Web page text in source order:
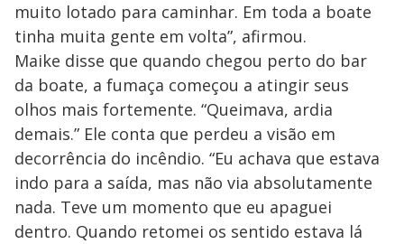
muito lotado para caminhar. Em toda a boate
tinha muita gente em volta”, afirmou.
Maike disse que quando chegou perto do bar
da boate, a fumaça começou a atingir seus
olhos mais fortemente. “Queimava, ardia
demais.” Ele conta que perdeu a visão em
decorrência do incêndio. “Eu achava que estava
indo para a saída, mas não via absolutamente
nada. Teve um momento que eu apaguei
dentro. Quando retomei os sentido estava lá